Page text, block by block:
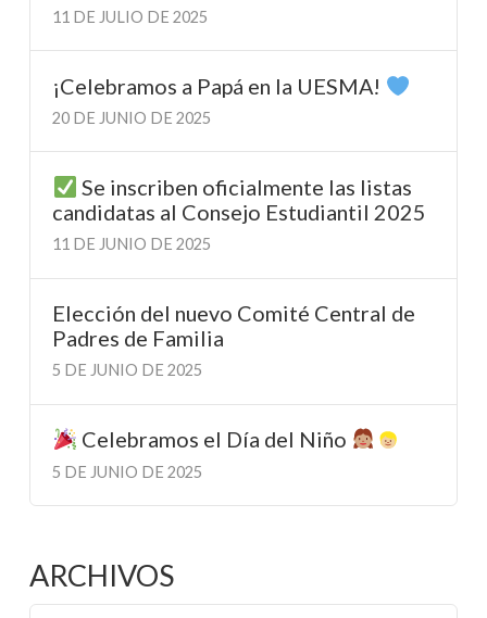
11 DE JULIO DE 2025
¡Celebramos a Papá en la UESMA!
20 DE JUNIO DE 2025
Se inscriben oficialmente las listas
candidatas al Consejo Estudiantil 2025
11 DE JUNIO DE 2025
Elección del nuevo Comité Central de
Padres de Familia
5 DE JUNIO DE 2025
Celebramos el Día del Niño
5 DE JUNIO DE 2025
ARCHIVOS